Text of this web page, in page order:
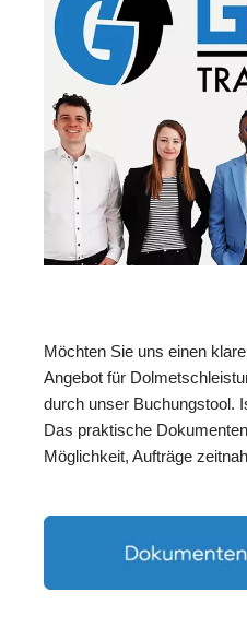
Möchten Sie uns einen
Angebot für
durch unser Buchungstool.
Das praktische
Möglichkeit, Aufträge